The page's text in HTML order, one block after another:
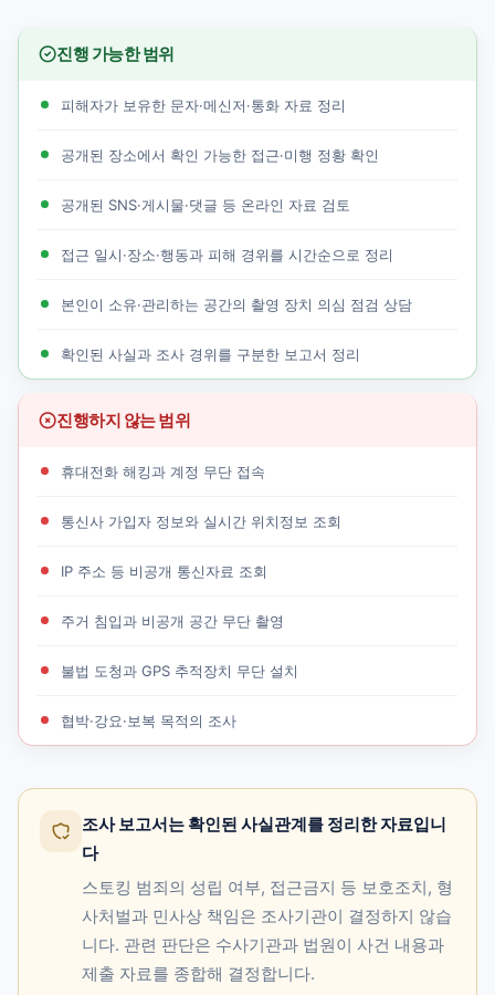
진행 가능한 범위
피해자가 보유한 문자·메신저·통화 자료 정리
공개된 장소에서 확인 가능한 접근·미행 정황 확인
공개된 SNS·게시물·댓글 등 온라인 자료 검토
접근 일시·장소·행동과 피해 경위를 시간순으로 정리
본인이 소유·관리하는 공간의 촬영 장치 의심 점검 상담
확인된 사실과 조사 경위를 구분한 보고서 정리
진행하지 않는 범위
휴대전화 해킹과 계정 무단 접속
통신사 가입자 정보와 실시간 위치정보 조회
IP 주소 등 비공개 통신자료 조회
주거 침입과 비공개 공간 무단 촬영
불법 도청과 GPS 추적장치 무단 설치
협박·강요·보복 목적의 조사
조사 보고서는 확인된 사실관계를 정리한 자료입니
다
스토킹 범죄의 성립 여부, 접근금지 등 보호조치, 형
사처벌과 민사상 책임은 조사기관이 결정하지 않습
니다. 관련 판단은 수사기관과 법원이 사건 내용과
제출 자료를 종합해 결정합니다.